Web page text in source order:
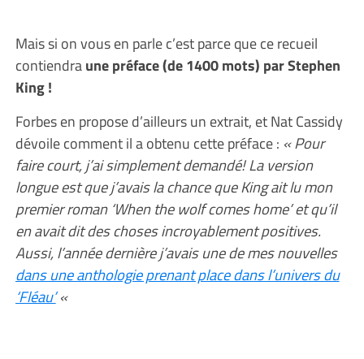
Mais si on vous en parle c’est parce que ce recueil
contiendraune préface (de 1400 mots) par Stephen
King !
Forbes en propose d’ailleurs un extrait, et Nat Cassidy
dévoile comment il a obtenu cette préface : « Pour
faire court, j’ai simplement demandé! La version
longue est que j’avais la chance que King ait lu mon
premier roman ‘When the wolf comes home’ et qu’il
en avait dit des choses incroyablement positives.
Aussi, l’année dernière j’avais une de mes nouvelles
dans une anthologie prenant place dans l’univers du
‘Fléau’«